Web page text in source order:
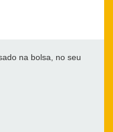
na bolsa, no seu